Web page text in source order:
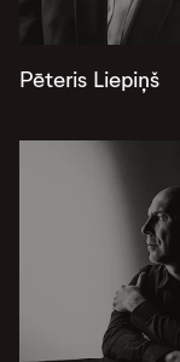
Pēteris Liepiņš